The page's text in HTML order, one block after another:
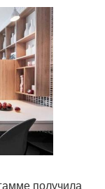
получила